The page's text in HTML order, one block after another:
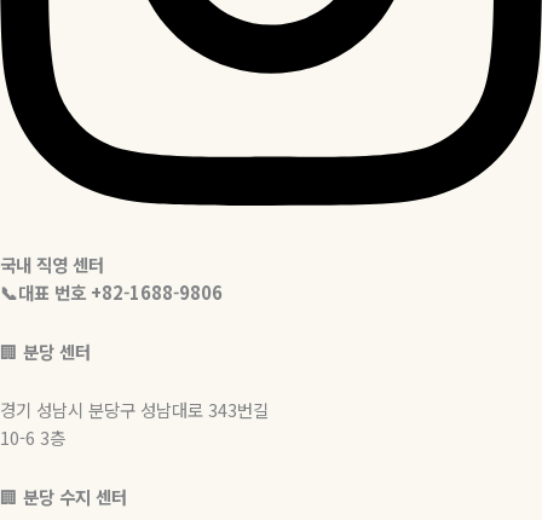
국내 직영 센터
📞대표 번호 +82-1688-9806
🏢 분당 센터
경기 성남시 분당구 성남대로 343번길
10-6 3층
🏢 분당 수지 센터